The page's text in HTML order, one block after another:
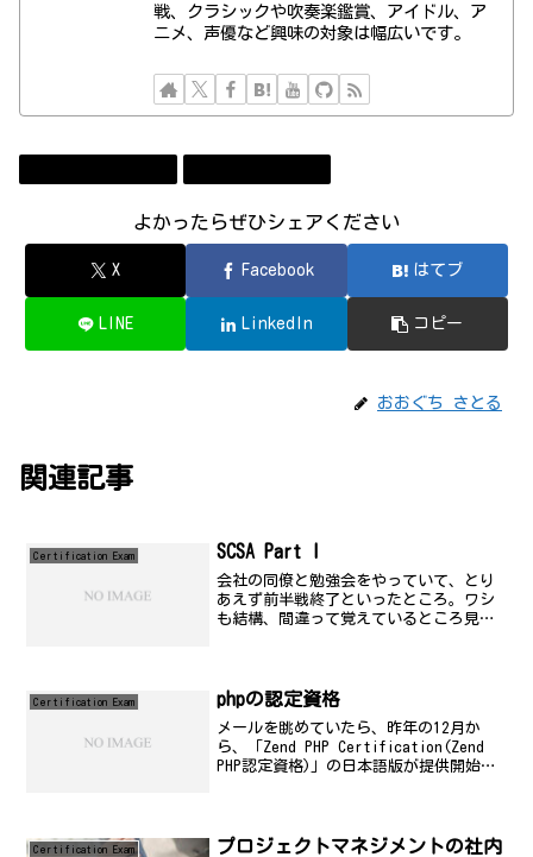
戦、クラシックや吹奏楽鑑賞、アイドル、ア
ニメ、声優など興味の対象は幅広いです。
よかったらぜひシェアください
X Facebook はてブ
LINE LinkedIn コピー
おおぐち さとる
関連記事
Certification Exam SCSA Part I
会社の同僚と勉強会をやっていて、とり
あえず前半戦終了といったところ。ワシ
も結構、間違って覚えているところ見つ
と、情報処理試験がある...
Certification Exam phpの認定資格
メールを眺めていたら、昨年の12月か
ら、「Zend PHP Certification(Zend
PHP認定資格)」の日本語版が提供開始さ
Certification Exam
プロジェクトマネジメントの社内